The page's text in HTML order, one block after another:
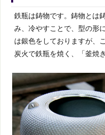
鉄瓶は鋳物です。鋳物とは
み、冷やすことで、型の形
は銀色をしておりますが、
炭火で鉄瓶を焼く、「釜焼